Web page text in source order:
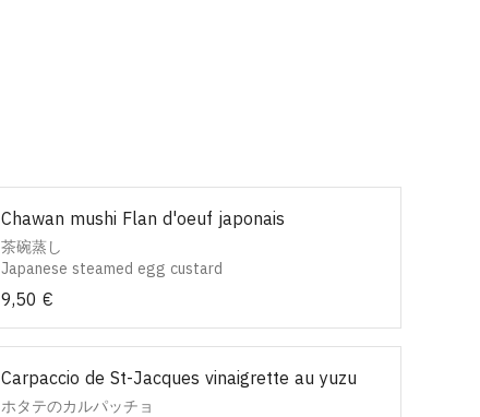
Chawan mushi Flan d'oeuf japonais
茶碗蒸し
Japanese steamed egg custard
9,50 €
Carpaccio de St-Jacques vinaigrette au yuzu
ホタテのカルパッチョ